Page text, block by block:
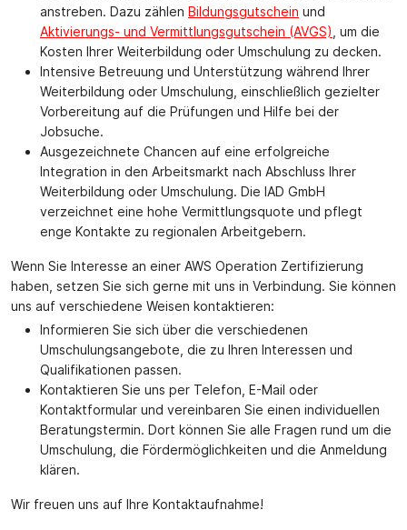
anstreben. Dazu zählen Bildungsgutschein und
Aktivierungs- und Vermittlungsgutschein (AVGS) , um die
Kosten Ihrer Weiterbildung oder Umschulung zu decken.
Intensive Betreuung und Unterstützung während Ihrer
Weiterbildung oder Umschulung, einschließlich gezielter
Vorbereitung auf die Prüfungen und Hilfe bei der
Jobsuche.
Ausgezeichnete Chancen auf eine erfolgreiche
Integration in den Arbeitsmarkt nach Abschluss Ihrer
Weiterbildung oder Umschulung. Die IAD GmbH
verzeichnet eine hohe Vermittlungsquote und pflegt
enge Kontakte zu regionalen Arbeitgebern.
Wenn Sie Interesse an einer AWS Operation Zertifizierung
haben, setzen Sie sich gerne mit uns in Verbindung. Sie können
uns auf verschiedene Weisen kontaktieren:
Informieren Sie sich über die verschiedenen
Umschulungsangebote, die zu Ihren Interessen und
Qualifikationen passen.
Kontaktieren Sie uns per Telefon, E-Mail oder
Kontaktformular und vereinbaren Sie einen individuellen
Beratungstermin. Dort können Sie alle Fragen rund um die
Umschulung, die Fördermöglichkeiten und die Anmeldung
klären.
Wir freuen uns auf Ihre Kontaktaufnahme!